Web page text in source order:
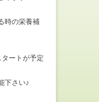
時の栄養補
ートが予定
下さい♪